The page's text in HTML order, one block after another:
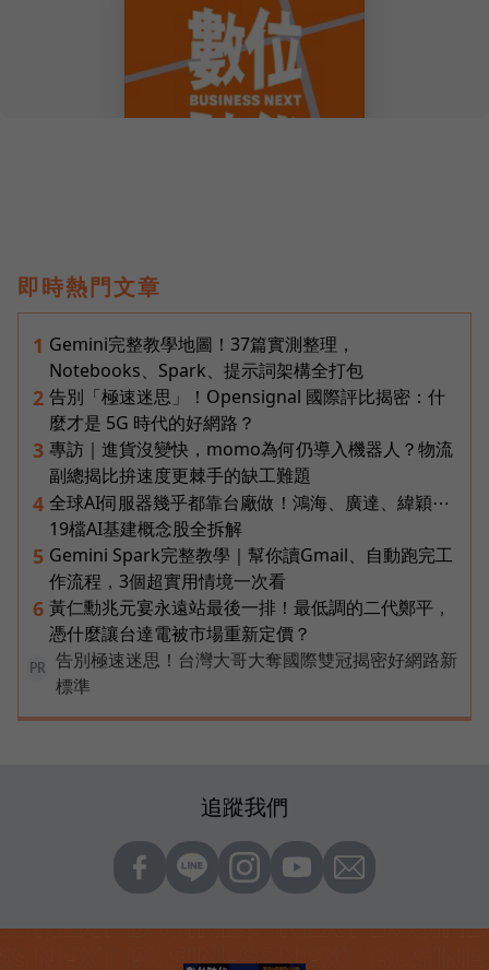
即時熱門文章
1 Gemini完整教學地圖！37篇實測整理，
Notebooks、Spark、提示詞架構全打包
2 告別「極速迷思」！Opensignal 國際評比揭密：什
麼才是 5G 時代的好網路？
3 專訪｜進貨沒變快，momo為何仍導入機器人？物流
副總揭比拚速度更棘手的缺工難題
4 全球AI伺服器幾乎都靠台廠做！鴻海、廣達、緯穎⋯
19檔AI基建概念股全拆解
5 Gemini Spark完整教學｜幫你讀Gmail、自動跑完工
作流程，3個超實用情境一次看
6 黃仁勳兆元宴永遠站最後一排！最低調的二代鄭平，
憑什麼讓台達電被市場重新定價？
PR
告別極速迷思！台灣大哥大奪國際雙冠揭密好網路新
標準
追蹤我們